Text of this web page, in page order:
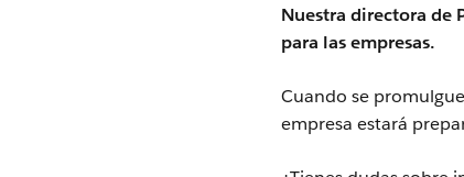
Nuestra directora de
para las empresas.
Cuando se
empresa estará